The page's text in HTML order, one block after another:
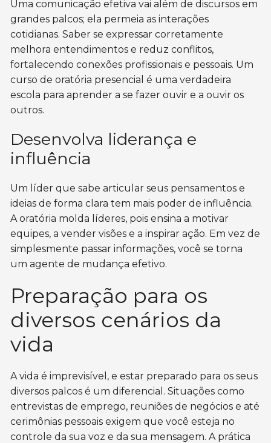
Uma comunicação efetiva vai além de discursos em
grandes palcos; ela permeia as interações
cotidianas. Saber se expressar corretamente
melhora entendimentos e reduz conflitos,
fortalecendo conexões profissionais e pessoais. Um
curso de oratória presencial é uma verdadeira
escola para aprender a se fazer ouvir e a ouvir os
outros.
Desenvolva liderança e
influência
Um líder que sabe articular seus pensamentos e
ideias de forma clara tem mais poder de influência.
A oratória molda líderes, pois ensina a motivar
equipes, a vender visões e a inspirar ação. Em vez de
simplesmente passar informações, você se torna
um agente de mudança efetivo.
Preparação para os
diversos cenários da
vida
A vida é imprevisível, e estar preparado para os seus
diversos palcos é um diferencial. Situações como
entrevistas de emprego, reuniões de negócios e até
cerimônias pessoais exigem que você esteja no
controle da sua voz e da sua mensagem. A prática